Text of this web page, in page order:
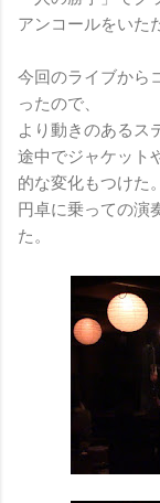
アンコールをいた
今回のライブから
ったので、
より動きのあるス
途中でジャケット
的な変化もつけた。
円卓に乗っての演
た。